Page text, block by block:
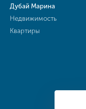
Дубай Марина
Недвижимость
Квартиры